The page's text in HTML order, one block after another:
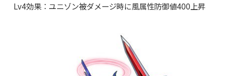
Lv4効果：ユニゾン被ダメージ時に風属性防御値400上昇